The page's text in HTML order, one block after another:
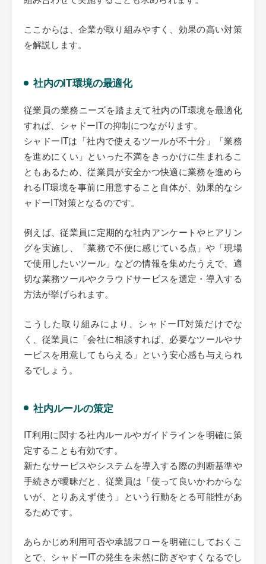
ここからは、企業が取り組みやすく、効果の高い対策
を解説します。
社内のIT環境の最適化
従業員の業務ニーズを踏まえて社内のIT環境を最適化
すれば、シャドーITの抑制につながります。
シャドーITは「社内で使えるツールが不十分」「業務
を進めにくい」といった不満をきっかけに生まれるこ
ともあるため、従業員が安全かつ快適に業務を進めら
れるIT環境を事前に用意すること自体が、効果的なシ
ャドーIT対策となるのです。
例えば、従業員に定期的な社内アンケートやヒアリン
グを実施し、「業務で不便に感じている点」や「現場
で使用したいツール」などの情報を集めたうえで、適
切な業務ツールやクラウドサービスを選定・導入する
方法が挙げられます。
こうした取り組みにより、シャドーIT対策だけでな
く、従業員に「会社に相談すれば、必要なツールやサ
ービスを用意してもらえる」という安心感も与えられ
るでしょう。
社内ルールの策定
IT利用に関する社内ルールやガイドラインを明確に策
定することも有効です。
新たなサービスやシステムを導入する際の判断基準や
手続きが曖昧だと、従業員は「使って良いかわからな
いが、とりあえず使う」という行動をとる可能性があ
るためです。
あらかじめ利用可否や承認フローを明確にしておくこ
とで、シャドーITの発生を未然に防ぎやすくなるでし